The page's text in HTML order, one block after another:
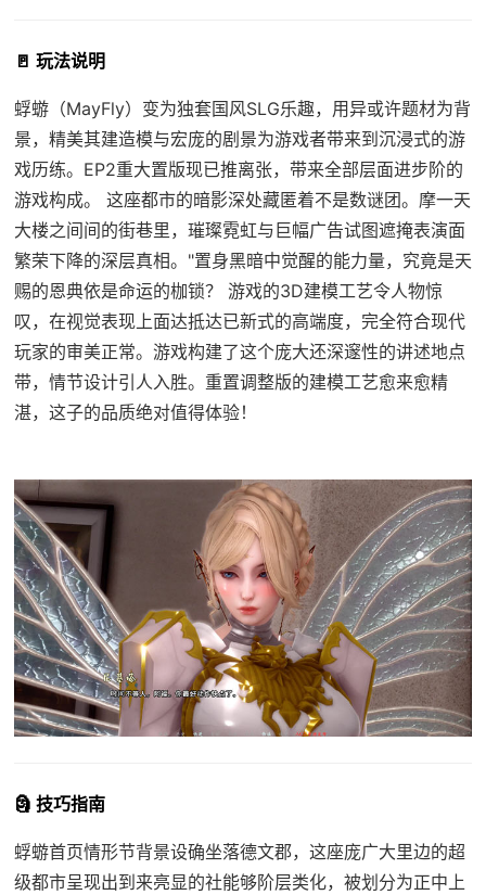
🚪 玩法说明
蜉蝣（MayFly）变为独套国风SLG乐趣，用异或许题材为背
景，精美其建造模与宏庞的剧景为游戏者带来到沉浸式的游
戏历练。EP2重大置版现已推离张，带来全部层面进步阶的
游戏构成。 这座都市的暗影深处藏匿着不是数谜团。摩一天
大楼之间间的街巷里，璀璨霓虹与巨幅广告试图遮掩表演面
繁荣下降的深层真相。"置身黑暗中觉醒的能力量，究竟是天
赐的恩典依是命运的枷锁？ 游戏的3D建模工艺令人物惊
叹，在视觉表现上面达抵达已新式的高端度，完全符合现代
玩家的审美正常。游戏构建了这个庞大还深邃性的讲述地点
带，情节设计引人入胜。重置调整版的建模工艺愈来愈精
湛，这子的品质绝对值得体验！
🗿 技巧指南
蜉蝣首页情形节背景设确坐落德文郡，这座庞广大里边的超
级都市呈现出到来亮显的社能够阶层类化，被划分为正中上